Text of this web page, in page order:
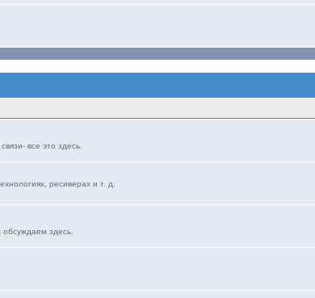
все это здесь.
ресиверах и т. д.
здесь.